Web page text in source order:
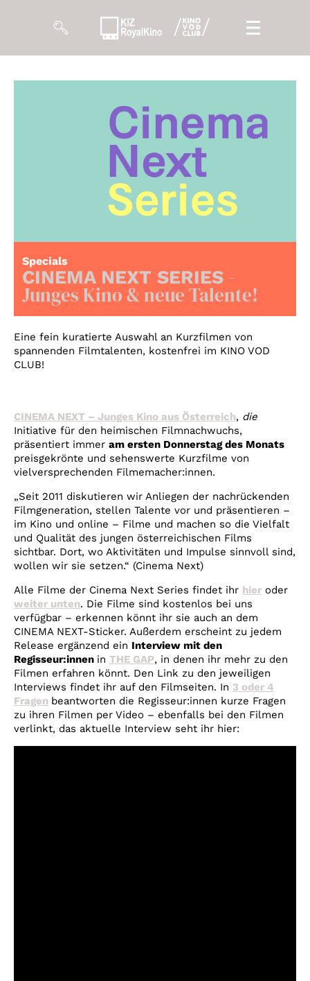
Magazin
Kuratierungen
Events
So geht’s
Filmpakete
Gutscheine
& Filmpässe
Account
Suche
Specials
CINEMA NEXT SERIES -
Junges Kino & neue Talente!
Eine fein kuratierte Auswahl an Kurzfilmen von
spannenden Filmtalenten, kostenfrei im KINO VOD
CLUB!
CINEMA NEXT – Junges Kino aus Österreich, die
Initiative für den heimischen Filmnachwuchs,
präsentiert immer am ersten Donnerstag des Monats
preisgekrönte und sehenswerte Kurzfilme von
vielversprechenden Filmemacher:innen.
„Seit 2011 diskutieren wir Anliegen der nachrückenden
Filmgeneration, stellen Talente vor und präsentieren –
im Kino und online – Filme und machen so die Vielfalt
und Qualität des jungen österreichischen Films
sichtbar. Dort, wo Aktivitäten und Impulse sinnvoll sind,
wollen wir sie setzen.“ (Cinema Next)
Alle Filme der Cinema Next Series findet ihr hier oder
weiter unten. Die Filme sind kostenlos bei uns
verfügbar – erkennen könnt ihr sie auch an dem
CINEMA NEXT-Sticker. Außerdem erscheint zu jedem
Release ergänzend ein Interview mit den
Regisseur:innen in THE GAP, in denen ihr mehr zu den
Filmen erfahren könnt. Den Link zu den jeweiligen
Interviews findet ihr auf den Filmseiten. In 3 oder 4
Fragen beantworten die Regisseur:innen kurze Fragen
zu ihren Filmen per Video – ebenfalls bei den Filmen
verlinkt, das aktuelle Interview seht ihr hier: